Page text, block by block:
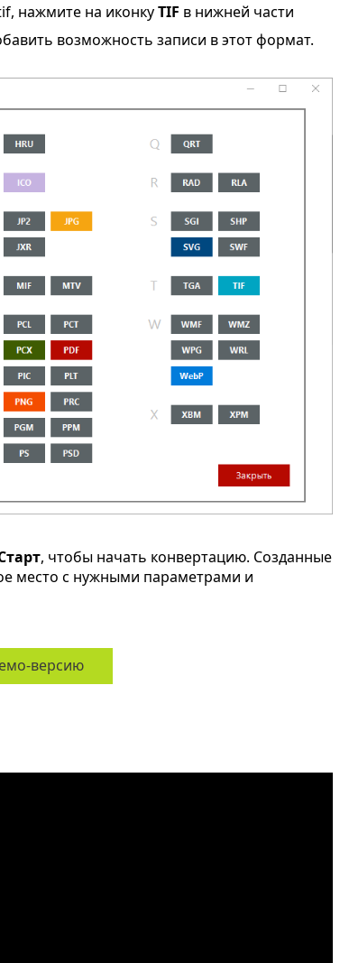
нажмите на иконкуTIF в нижней части
возможность записи в этот формат.
, чтобы начать конвертацию. Созданные
место с нужными параметрами и
версию